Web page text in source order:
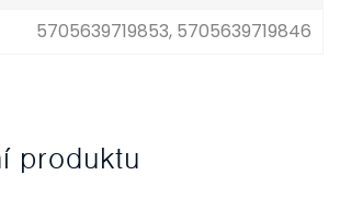
5705639719853, 5705639719846
produktu